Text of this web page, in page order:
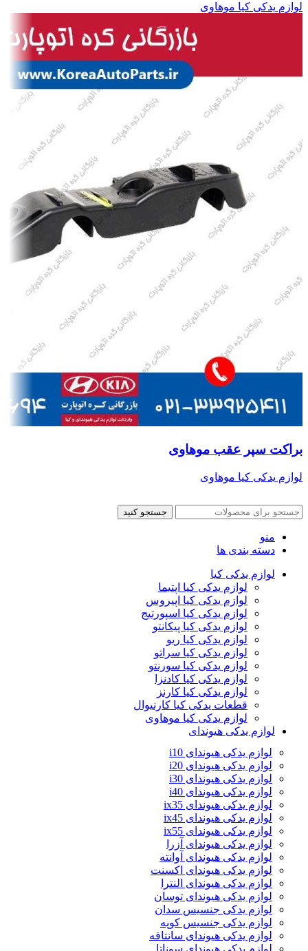
لوازم یدکی کیا موهاوی
براکت سپر عقب موهاوی
لوازم یدکی کیا موهاوی
جستجو کنید
منو
دسته بندی ها
لوازم یدکی کیا
لوازم یدکی کیا اپتیما
لوازم یدکی کیا اپیروس
لوازم یدکی کیا اسپورتیج
لوازم یدکی کیا پیکانتو
لوازم یدکی کیا ریو
لوازم یدکی کیا سراتو
لوازم یدکی کیا سورنتو
لوازم یدکی کیا کادنزا
لوازم یدکی کیا کارنز
قطعات یدکی کیا کارنیوال
لوازم یدکی کیا موهاوی
لوازم یدکی هیوندای
لوازم یدکی هیوندای i10
لوازم یدکی هیوندای i20
لوازم یدکی هیوندای i30
لوازم یدکی هیوندای i40
لوازم یدکی هیوندای ix35
لوازم یدکی هیوندای ix45
لوازم یدکی هیوندای ix55
لوازم یدکی هیوندای آزرا
لوازم یدکی هیوندای آوانته
لوازم یدکی هیوندای اکسنت
لوازم یدکی هیوندای النترا
لوازم یدکی هیوندای توسان
لوازم یدکی جنسیس سدان
لوازم یدکی جنسیس کوپه
لوازم یدکی هیوندای سانتافه
لوازم یدکی هیوندای سوناتا